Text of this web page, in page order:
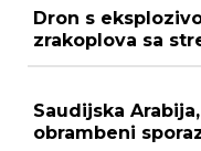
Dron s
zrakoplova sa
Saudijska
obrambeni